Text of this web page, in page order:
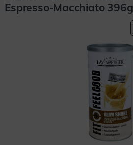
Espresso-Macchiato 396g